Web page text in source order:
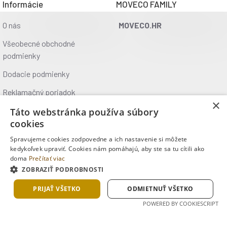
Veľké pedále:
bezpečnosť a pohodlie.
Ergonomické riadidlá:
úchopu.
16 stupňov odporu:Pre individuálne nastavenie
intenzity tréningu.
12 pevných tréningových profilov + 4 programy
srdcovej frekvencie + Watt program + užívateľský
program + rýchly štart + meranie pulzu - Recovery +
BMI výpočet
*Program srdcovej frekvencie a zobrazenie srdcovej
Informácie
O nás
Všeobecné obchodné
podmienky
Dodacie podmienky
Reklamačný poriadok
Ochrana údajov
Kontakt
Kde nás nájdete
MOVECO FAMILY
MOVECO.HR
Copyright © 2025, MOVECO s.r.o., Všetky práva vyhradené
×
Táto webstránka používa súbory
cookies
Spravujeme cookies zodpovedne a ich nastavenie si môžete
kedykoľvek upraviť. Cookies nám pomáhajú, aby ste sa tu cítili ako
doma Prečítať viac
ZOBRAZIŤ PODROBNOSTI
PRIJAŤ VŠETKO ODMIETNUŤ VŠETKO
POWERED BY COOKIESCRIPT